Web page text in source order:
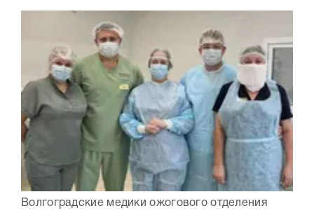
Волгоградские медики ожогового отделения